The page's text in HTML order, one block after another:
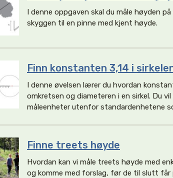
I denne oppgaven skal du måle høyden
skyggen til en pinne med kjent høyde.
Finn konstanten 3,14 i
I denne øvelsen lærer du hvordan
omkretsen og diameteren i en sirkel. Du
måleenheter utenfor standardenhetene
Finne treets høyde
Hvordan kan vi måle treets høyde med
og komme med forslag, før de til slutt får